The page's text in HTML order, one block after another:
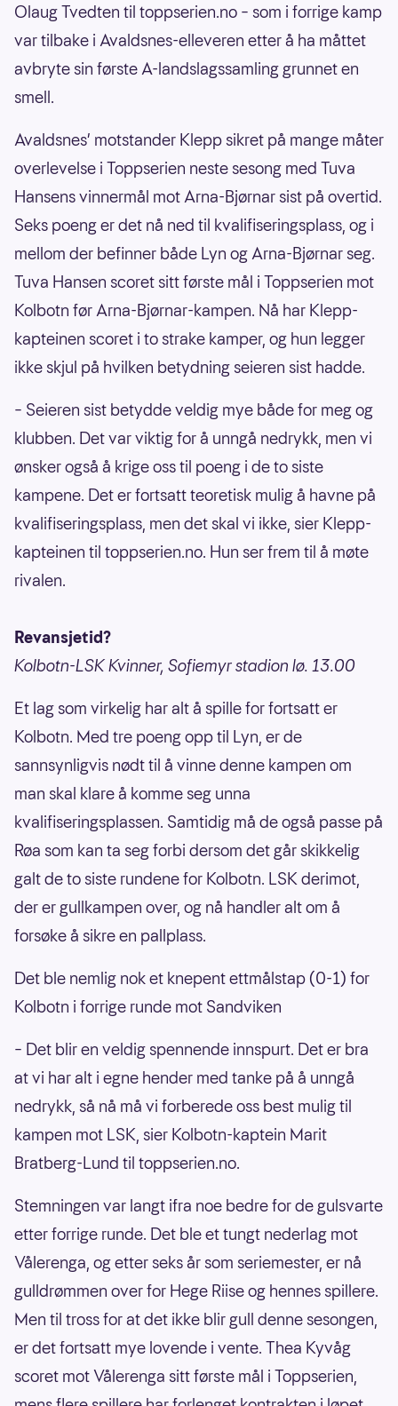
Olaug Tvedten til toppserien.no – som i forrige kamp
var tilbake i Avaldsnes-elleveren etter å ha måttet
avbryte sin første A-landslagssamling grunnet en
smell.
Avaldsnes’ motstander Klepp sikret på mange måter
overlevelse i Toppserien neste sesong med Tuva
Hansens vinnermål mot Arna-Bjørnar sist på overtid.
Seks poeng er det nå ned til kvalifiseringsplass, og i
mellom der befinner både Lyn og Arna-Bjørnar seg.
Tuva Hansen scoret sitt første mål i Toppserien mot
Kolbotn før Arna-Bjørnar-kampen. Nå har Klepp-
kapteinen scoret i to strake kamper, og hun legger
ikke skjul på hvilken betydning seieren sist hadde.
– Seieren sist betydde veldig mye både for meg og
klubben. Det var viktig for å unngå nedrykk, men vi
ønsker også å krige oss til poeng i de to siste
kampene. Det er fortsatt teoretisk mulig å havne på
kvalifiseringsplass, men det skal vi ikke, sier Klepp-
kapteinen til toppserien.no. Hun ser frem til å møte
rivalen.
Revansjetid?
Kolbotn-LSK Kvinner, Sofiemyr stadion lø. 13.00
Et lag som virkelig har alt å spille for fortsatt er
Kolbotn. Med tre poeng opp til Lyn, er de
sannsynligvis nødt til å vinne denne kampen om
man skal klare å komme seg unna
kvalifiseringsplassen. Samtidig må de også passe på
Røa som kan ta seg forbi dersom det går skikkelig
galt de to siste rundene for Kolbotn. LSK derimot,
der er gullkampen over, og nå handler alt om å
forsøke å sikre en pallplass.
Det ble nemlig nok et knepent ettmålstap (0-1) for
Kolbotn i forrige runde mot Sandviken
– Det blir en veldig spennende innspurt. Det er bra
at vi har alt i egne hender med tanke på å unngå
nedrykk, så nå må vi forberede oss best mulig til
kampen mot LSK, sier Kolbotn-kaptein Marit
Bratberg-Lund til toppserien.no.
Stemningen var langt ifra noe bedre for de gulsvarte
etter forrige runde. Det ble et tungt nederlag mot
Vålerenga, og etter seks år som seriemester, er nå
gulldrømmen over for Hege Riise og hennes spillere.
Men til tross for at det ikke blir gull denne sesongen,
er det fortsatt mye lovende i vente. Thea Kyvåg
scoret mot Vålerenga sitt første mål i Toppserien,